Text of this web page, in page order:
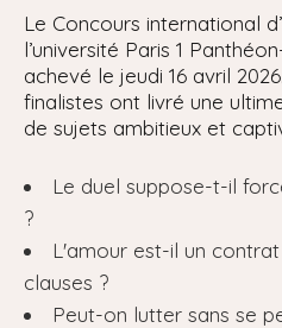
Le Concours international
l’université Paris 1
achevé le jeudi 16 avril
finalistes ont livré une
de sujets ambitieux et
Le duel suppose-t-il
?
L'amour est-il un
clauses ?
Peut-on lutter sans se